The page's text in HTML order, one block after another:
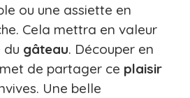
ou une assiette en
Cela mettra en valeur
du gâteau. Découper en
de partager ce plaisir
Une belle